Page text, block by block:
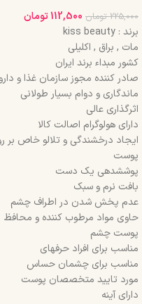
225,000 تومان 112,500تومان
برند : kiss beauty
مات , براق , اکلیلی
کشور مبداء برند ایران
صادر کننده مجوز سازمان غذا و دارو
ماندگاری و دوام بسیار طولانی
اثرگذاری عالی
دارای هولوگرام اصالت کالا
ایجاد درخشندگی و تلالو خاص بر
پوست
پوششدهی یک دست
بافت نرم و سبک
عدم پخش شدن در اطراف چشم
حاوی مواد مرطوب کننده و محافظ
پوست چشم
مناسب برای افراد حرفهای
مناسب برای چشمان حساس
مورد تایید متخصصان پوست
دارای آینه